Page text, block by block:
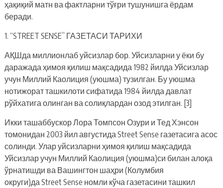
ҳақиқий матн ва фактларни тўғри тушунишга ёрдам
беради.
1. “STREET SENSE” ГАЗЕТАСИ ТАРИХИ
АҚШда миллионлаб уйсизлар бор. Уйсизларни у ёки бу
даражада ҳимоя қилиш мақсадида 1982 йилда Уйсизлар
учун Миллий Каолиция (уюшма) тузилган. Бу уюшма
нотижорат ташкилоти сифатида 1984 йилда давлат
рўйхатига олинган ва солиқлардан озод этилган. [3]
Икки ташаббускор Лора Томпсон Озури и Тед Хэнсон
томонидан 2003 йил августида Street Sense газетасига асос
солинди. Улар уйсизларни ҳимоя қилиш мақсадида
Уйсизлар учун Миллий Каолиция (уюшма)си билан алоқа
ўрнатишди ва Вашингтон шаҳри (Колумбия
округи)да Street Sense номли кўча газетасини ташкил